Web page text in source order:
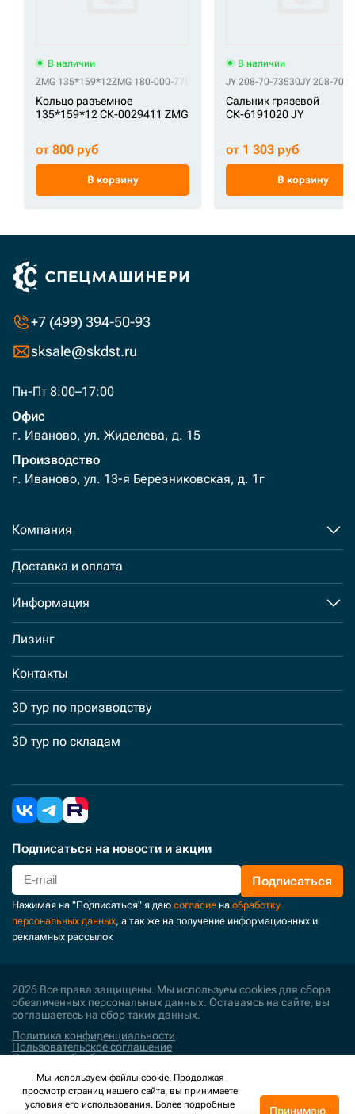
В наличии
ZMG 135*159*12ZMG 180-000-77D5 ZMG 4089028ZMG 61Q6-06510
Кольцо разъемное
135*159*12 СК-0029411 ZMG
от 800 руб
В корзину
В наличии
JY 208-70-73530JY 208-70-
Сальник грязевой
СК-6191020 JY
от 1 303 руб
В корзину
+7 (499) 394-50-93
sksale@skdst.ru
Пн-Пт 8:00–17:00
Офис
г. Иваново, ул. Жиделева, д. 15
Производство
г. Иваново, ул. 13-я Березниковская, д. 1г
Компания
Доставка и оплата
Информация
Лизинг
Контакты
3D тур по производству
3D тур по складам
Подписаться на новости и акции
Подписаться
Нажимая на "Подписаться" я даю согласие на обработку
персональных данных, а так же на получение информационных и
рекламных рассылок
2026 Все права защищены. Мы используем cookies для сбора
обезличенных персональных данных. Оставаясь на сайте, вы
соглашаетесь на сбор таких данных.
Политика конфиденциальности
Пользовательское соглашение
Политика обработки персональных данных
Поддержка и развитие
Мы используем файлы cookie. Продолжая
просмотр страниц нашего сайта, вы принимаете
условия его использования. Более подробные
Принимаю